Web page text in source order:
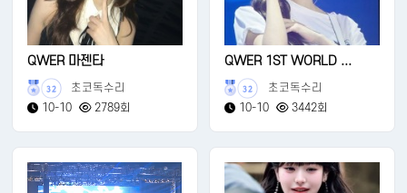
QWER 마젠타
32
초코독수리
10-10
2789회
QWER 1ST WORLD ...
32
초코독수리
10-10
3442회